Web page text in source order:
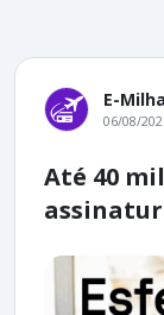
E-
06/08/
Até 40